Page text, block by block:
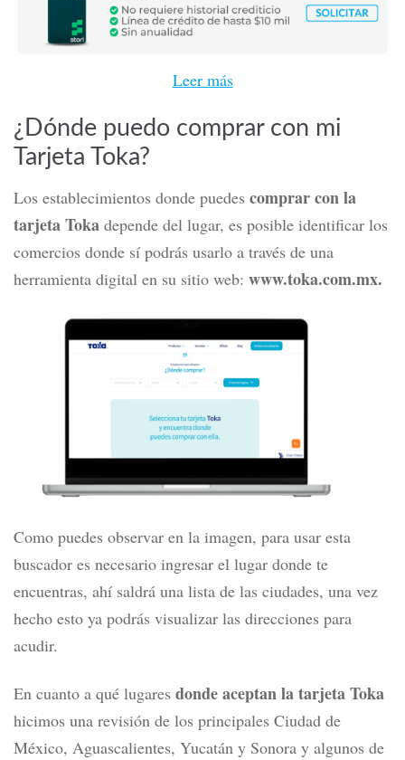
Leer más
¿Dónde puedo comprar con mi
Tarjeta Toka?
Los establecimientos donde puedes comprar con la
tarjeta Toka depende del lugar, es posible identificar los
comercios donde sí podrás usarlo a través de una
herramienta digital en su sitio web: www.toka.com.mx.
Como puedes observar en la imagen, para usar esta
buscador es necesario ingresar el lugar donde te
encuentras, ahí saldrá una lista de las ciudades, una vez
hecho esto ya podrás visualizar las direcciones para
acudir.
En cuanto a qué lugares donde aceptan la tarjeta Toka
hicimos una revisión de los principales Ciudad de
México, Aguascalientes, Yucatán y Sonora y algunos de